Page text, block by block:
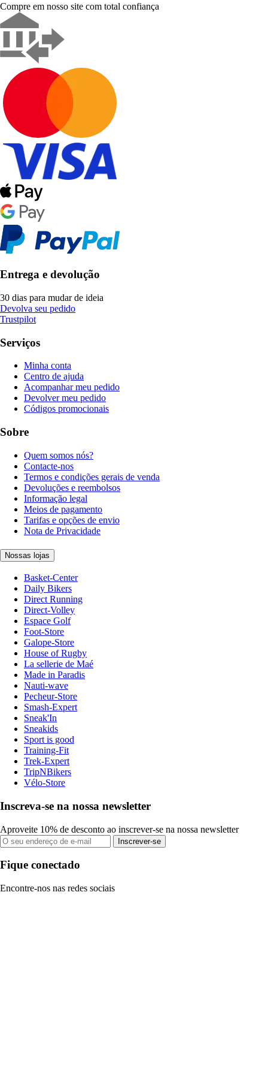
Compre em nosso site com total confiança
Entrega e devolução
30 dias para mudar de ideia
Devolva seu pedido
Trustpilot
Serviços
Minha conta
Centro de ajuda
Acompanhar meu pedido
Devolver meu pedido
Códigos promocionais
Sobre
Quem somos nós?
Contacte-nos
Termos e condições gerais de venda
Devoluções e reembolsos
Informação legal
Meios de pagamento
Tarifas e opções de envio
Nota de Privacidade
Nossas lojas
Basket-Center
Daily Bikers
Direct Running
Direct-Volley
Espace Golf
Foot-Store
Galope-Store
House of Rugby
La sellerie de Maé
Made in Paradis
Nauti-wave
Pecheur-Store
Smash-Expert
Sneak'In
Sneakids
Sport is good
Training-Fit
Trek-Expert
TripNBikers
Vélo-Store
Inscreva-se na nossa newsletter
Aproveite 10% de desconto ao inscrever-se na nossa newsletter
Inscrever-se
Fique conectado
Encontre-nos nas redes sociais